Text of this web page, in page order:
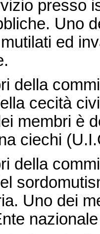
presso
Uno
ed
cecità
membri è
ciechi
Uno dei